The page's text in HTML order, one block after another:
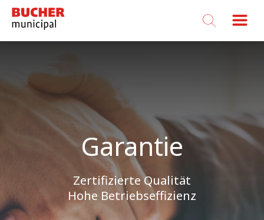
Bucher
Municipal
Garantie
Zertifizierte Qualität
Hohe Betriebseffizienz